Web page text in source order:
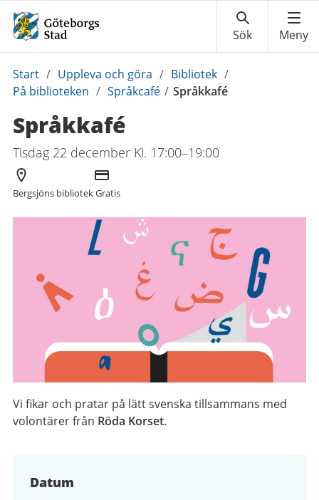
Du
är
Start / Uppleva och göra / Bibliotek /
På biblioteken / Språkcafé / Språkkafé
Språkkafé
Tisdag 22 december Kl. 17:00–19:00
Arrangör
Bergsjöns bibliotek
Kostnad
Gratis
Vi fikar och pratar på lätt svenska tillsammans med
volontärer från Röda Korset.
Datum